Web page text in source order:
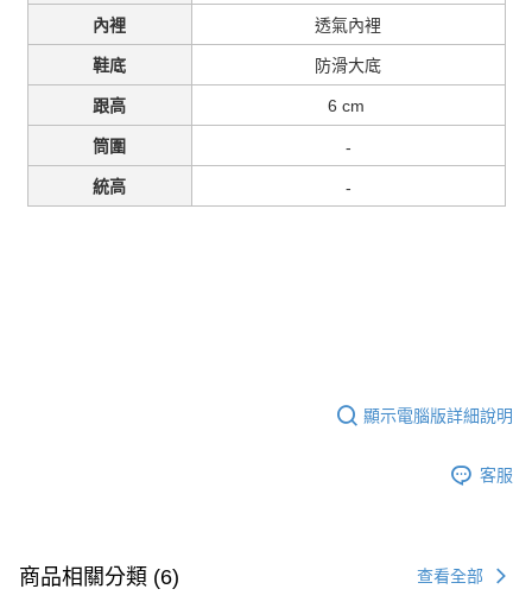
內裡 透氣內裡
鞋底 防滑大底
跟高 6 cm
筒圍 -
統高 -
顯示電腦版詳細說明
客服
商品相關分類 (6) 查看全部